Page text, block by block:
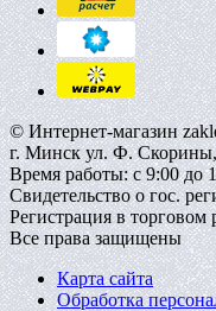
© Интернет-магазин
г. Минск ул. Ф. Скорины,
Время работы: с 9:00
Свидетельство о гос.
Регистрация в
Все права защищены
Карта сайта
Обработка